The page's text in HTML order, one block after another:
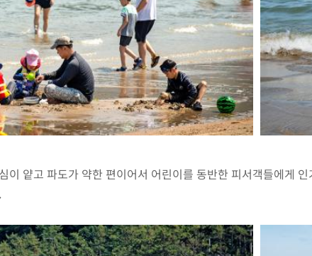
이 얕고 파도가 약한 편이어서 어린이를 동반한 피서객들에게